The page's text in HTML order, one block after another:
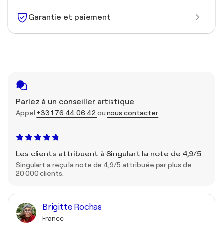
Garantie et paiement
Parlez à un conseiller artistique
Appel +33 1 76 44 06 42 ounous contacter
Les clients attribuent à Singulart la note de 4,9/5
Singulart a reçu la note de 4,9/5 attribuée par plus de
20 000 clients.
Brigitte Rochas
France